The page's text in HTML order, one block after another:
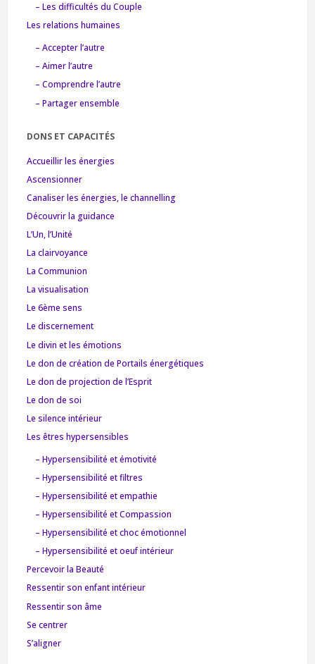
– Les difficultés du Couple
Les relations humaines
– Accepter l’autre
– Aimer l’autre
– Comprendre l’autre
– Partager ensemble
DONS ET CAPACITÉS
Accueillir les énergies
Ascensionner
Canaliser les énergies, le channelling
Découvrir la guidance
L’Un, l’Unité
La clairvoyance
La Communion
La visualisation
Le 6ème sens
Le discernement
Le divin et les émotions
Le don de création de Portails énergétiques
Le don de projection de l’Esprit
Le don de soi
Le silence intérieur
Les êtres hypersensibles
– Hypersensibilité et émotivité
– Hypersensibilité et filtres
– Hypersensibilité et empathie
– Hypersensibilité et Compassion
– Hypersensibilité et choc émotionnel
– Hypersensibilité et oeuf intérieur
Percevoir la Beauté
Ressentir son enfant intérieur
Ressentir son âme
Se centrer
S’aligner